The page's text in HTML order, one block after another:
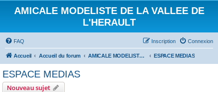
AMICALE MODELISTE DE LA VALLEE DE
L'HERAULT
FAQ Connexion
Inscription
Accueil Accueil du forum AMICALE MODELISTE DE LA VALLEE DE L'HERAULT ESPACE MEDIAS
ESPACE MEDIAS
Nouveau sujet